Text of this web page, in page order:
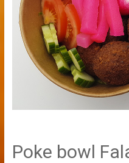
Poke bowl